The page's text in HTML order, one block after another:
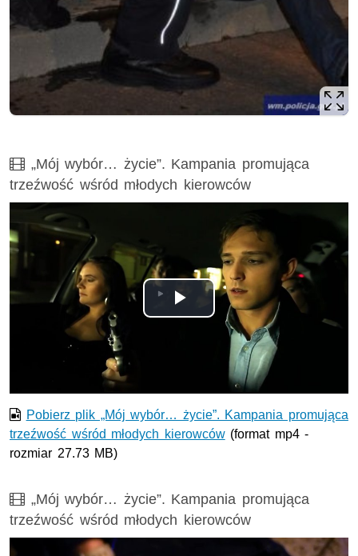
Film
„Mój wybór… życie”. Kampania promująca
trzeźwość wśród młodych kierowców
Odtwórz
wideo
Pobierz plik „Mój wybór… życie”. Kampania promująca
trzeźwość wśród młodych kierowców(format mp4 -
rozmiar 27.73 MB)
Film
„Mój wybór… życie”. Kampania promująca
trzeźwość wśród młodych kierowców